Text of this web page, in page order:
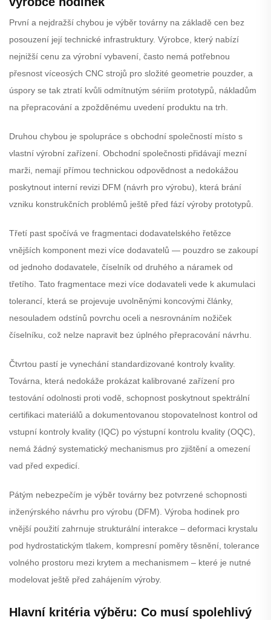
První a nejdražší chybou je výběr továrny na základě cen bez
posouzení její technické infrastruktury. Výrobce, který nabízí
nejnižší cenu za výrobní vybavení, často nemá potřebnou
přesnost víceosých CNC strojů pro složité geometrie pouzder, a
úspory se tak ztratí kvůli odmítnutým sériím prototypů, nákladům
na přepracování a zpožděnému uvedení produktu na trh.
Druhou chybou je spolupráce s obchodní společností místo s
vlastní výrobní zařízení. Obchodní společnosti přidávají mezní
marži, nemají přímou technickou odpovědnost a nedokážou
poskytnout interní revizi DFM (návrh pro výrobu), která brání
vzniku konstrukčních problémů ještě před fází výroby prototypů.
Třetí past spočívá ve fragmentaci dodavatelského řetězce
vnějších komponent mezi více dodavatelů — pouzdro se zakoupí
od jednoho dodavatele, číselník od druhého a náramek od
třetího. Tato fragmentace mezi více dodavateli vede k akumulaci
tolerancí, která se projevuje uvolněnými koncovými články,
nesouladem odstínů povrchu oceli a nesrovnáním nožiček
číselníku, což nelze napravit bez úplného přepracování návrhu.
Čtvrtou pastí je vynechání standardizované kontroly kvality.
Továrna, která nedokáže prokázat kalibrované zařízení pro
testování odolnosti proti vodě, schopnost poskytnout spektrální
certifikaci materiálů a dokumentovanou stopovatelnost kontrol od
vstupní kontroly kvality (IQC) po výstupní kontrolu kvality (OQC),
nemá žádný systematický mechanismus pro zjištění a omezení
vad před expedicí.
Pátým nebezpečím je výběr továrny bez potvrzené schopnosti
inženýrského návrhu pro výrobu (DFM). Výroba hodinek pro
vnější použití zahrnuje strukturální interakce – deformaci krystalu
pod hydrostatickým tlakem, kompresní poměry těsnění, tolerance
volného prostoru mezi krytem a mechanismem – které je nutné
modelovat ještě před zahájením výroby.
Hlavní kritéria výběru: Co musí spolehlivý